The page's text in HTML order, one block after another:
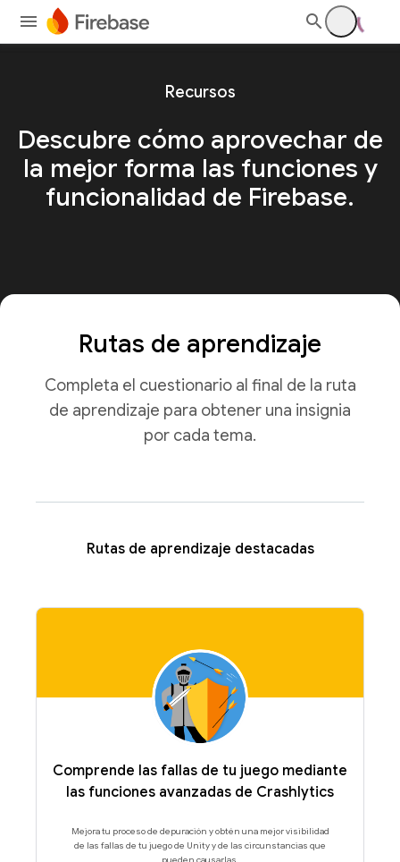
Recursos
Descubre cómo aprovechar de
la mejor forma las funciones y
funcionalidad de Firebase.
Rutas de aprendizaje
Completa el cuestionario al final de la ruta
de aprendizaje para obtener una insignia
por cada tema.
Rutas de aprendizaje destacadas
Comprende las fallas de tu juego mediante
las funciones avanzadas de Crashlytics
Mejora tu proceso de depuración y obtén una mejor visibilidad
de las fallas de tu juego de Unity y de las circunstancias que